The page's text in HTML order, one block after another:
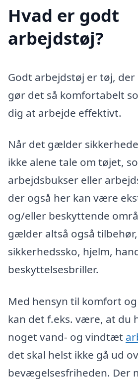
Hvad er godt
arbejdstøj?
Godt arbejdstøj er tøj,
gør det så komfortabelt
dig at arbejde effektivt.
Når det gælder
ikke alene tale om tøjet,
arbejdsbukser eller
der også her kan være
og/eller beskyttende
gælder altså også
sikkerhedssko, hjelm,
beskyttelsesbriller.
Med hensyn til komfort
kan det f.eks. være, at du
noget vand- og vindtæt
det skal helst ikke gå ud
bevægelsesfriheden. Der